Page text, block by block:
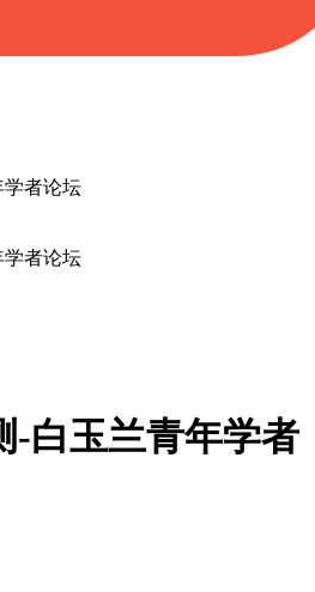
学者论坛
学者论坛
-白玉兰青年学者